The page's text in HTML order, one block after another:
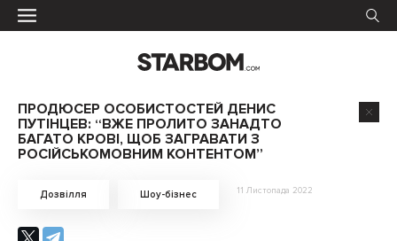
ПРОДЮСЕР ОСОБИСТОСТЕЙ ДЕНИС
ПУТІНЦЕВ: “ВЖЕ ПРОЛИТО ЗАНАДТО
БАГАТО КРОВІ, ЩОБ ЗАГРАВАТИ З
РОСІЙСЬКОМОВНИМ КОНТЕНТОМ”
Дозвілля Шоу-бізнес 11 Листопада 2022